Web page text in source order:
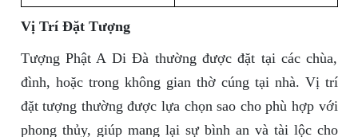
Vị Trí Đặt Tượng
Tượng Phật A Di Đà thường được đặt tại các chùa,
đình, hoặc trong không gian thờ cúng tại nhà. Vị trí
đặt tượng thường được lựa chọn sao cho phù hợp với
phong thủy, giúp mang lại sự bình an và tài lộc cho